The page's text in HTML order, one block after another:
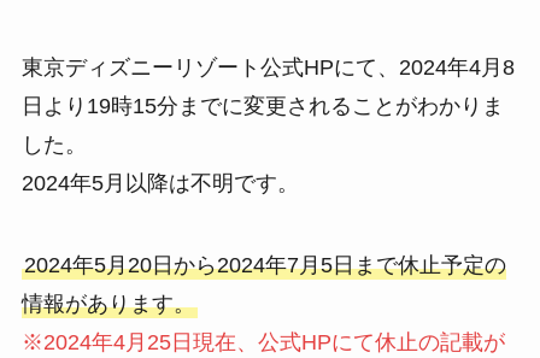
東京ディズニーリゾート公式HPにて、2024年4月8
日より19時15分までに変更されることがわかりま
した。
2024年5月以降は不明です。
2024年5月20日から2024年7月5日まで休止予定の
情報があります。
※2024年4月25日現在、公式HPにて休止の記載が